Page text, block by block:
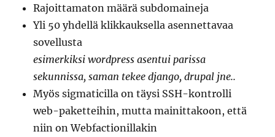
Rajoittamaton määrä subdomaineja
Yli 50 yhdellä klikkauksella asennettavaa
sovellusta
esimerkiksi wordpress asentui parissa
sekunnissa, saman tekee django, drupal jne..
Myös sigmaticilla on täysi SSH-kontrolli
web-paketteihin, mutta mainittakoon, että
niin on Webfactionillakin